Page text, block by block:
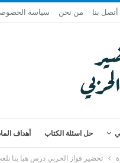
أتصل بنا من نحن سياسة
حل اسئلة الكتاب أهداف
تحضير فواز الحربي درس هيا بنا نلعب